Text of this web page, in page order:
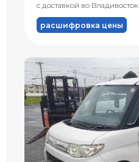
с доставкой во Владивосток
расшифровка цены